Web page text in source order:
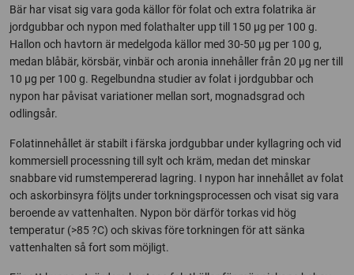
Bär har visat sig vara goda källor för folat och extra folatrika är
jordgubbar och nypon med folathalter upp till 150 µg per 100 g.
Hallon och havtorn är medelgoda källor med 30-50 µg per 100 g,
medan blåbär, körsbär, vinbär och aronia innehåller från 20 µg ner till
10 µg per 100 g. Regelbundna studier av folat i jordgubbar och
nypon har påvisat variationer mellan sort, mognadsgrad och
odlingsår.
Folatinnehållet är stabilt i färska jordgubbar under kyllagring och vid
kommersiell processning till sylt och kräm, medan det minskar
snabbare vid rumstempererad lagring. I nypon har innehållet av folat
och askorbinsyra följts under torkningsprocessen och visat sig vara
beroende av vattenhalten. Nypon bör därför torkas vid hög
temperatur (>85 ?C) och skivas före torkningen för att sänka
vattenhalten så fort som möjligt.